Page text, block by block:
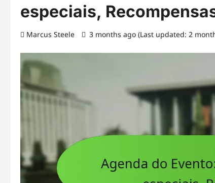
especiais,
Marcus Steele 3 months ago (Last updated: 2